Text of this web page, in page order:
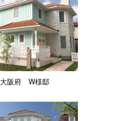
大阪府 W様邸